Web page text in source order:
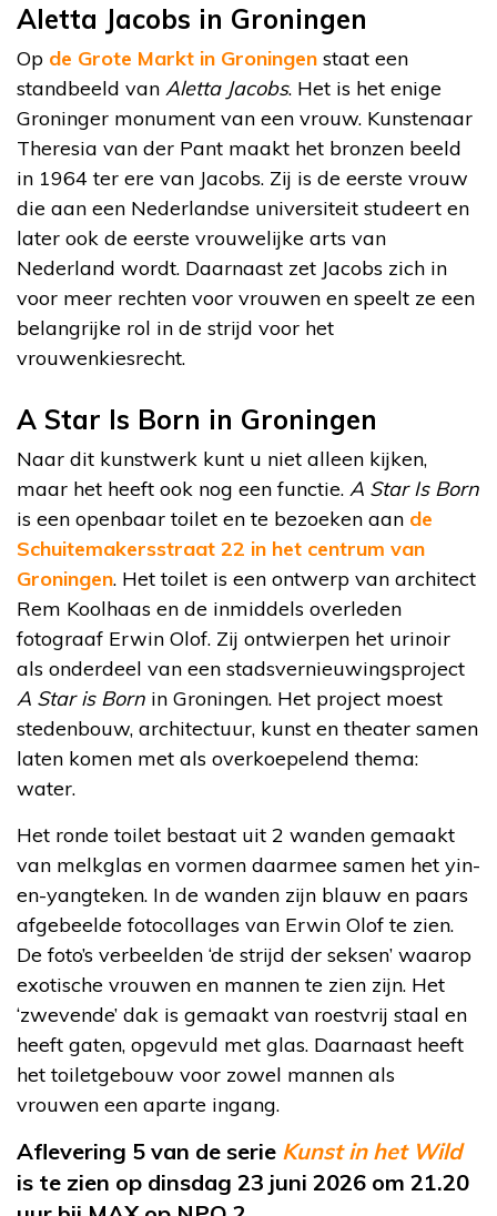
Aletta Jacobs in Groningen
Op de Grote Markt in Groningen staat een
standbeeld van Aletta Jacobs. Het is het enige
Groninger monument van een vrouw. Kunstenaar
Theresia van der Pant maakt het bronzen beeld
in 1964 ter ere van Jacobs. Zij is de eerste vrouw
die aan een Nederlandse universiteit studeert en
later ook de eerste vrouwelijke arts van
Nederland wordt. Daarnaast zet Jacobs zich in
voor meer rechten voor vrouwen en speelt ze een
belangrijke rol in de strijd voor het
vrouwenkiesrecht.
A Star Is Born in Groningen
Naar dit kunstwerk kunt u niet alleen kijken,
maar het heeft ook nog een functie. A Star Is Born
is een openbaar toilet en te bezoeken aan de
Schuitemakersstraat 22 in het centrum van
Groningen. Het toilet is een ontwerp van architect
Rem Koolhaas en de inmiddels overleden
fotograaf Erwin Olof. Zij ontwierpen het urinoir
als onderdeel van een stadsvernieuwingsproject
A Star is Born in Groningen. Het project moest
stedenbouw, architectuur, kunst en theater samen
laten komen met als overkoepelend thema:
water.
Het ronde toilet bestaat uit 2 wanden gemaakt
van melkglas en vormen daarmee samen het yin-
en-yangteken. In de wanden zijn blauw en paars
afgebeelde fotocollages van Erwin Olof te zien.
De foto’s verbeelden ‘de strijd der seksen’ waarop
exotische vrouwen en mannen te zien zijn. Het
‘zwevende’ dak is gemaakt van roestvrij staal en
heeft gaten, opgevuld met glas. Daarnaast heeft
het toiletgebouw voor zowel mannen als
vrouwen een aparte ingang.
Aflevering 5 van de serie Kunst in het Wild
is te zien op dinsdag 23 juni 2026 om 21.20